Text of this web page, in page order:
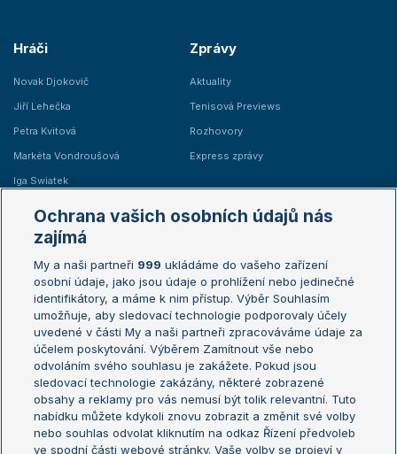
Hráči
Novak Djokovič
Jiří Lehečka
Petra Kvitová
Markéta Vondroušová
Iga Swiatek
Zprávy
Aktuality
Tenisová Previews
Rozhovory
Express zprávy
Žebříčky
Žebříček ATP (muži)
Žebříček WTA (ženy)
Sázkařský žebříček
Australian Open
French Open
Wimbledon
US Open
Turnaj mistrů
Turnaj mistryň
Aktualní trendy
Fotbalové přestupy
Ochrana vašich osobních údajů nás
zajímá
My a naši partneři 999 ukládáme do vašeho zařízení
osobní údaje, jako jsou údaje o prohlížení nebo jedinečné
identifikátory, a máme k nim přístup. Výběr Souhlasím
umožňuje, aby sledovací technologie podporovaly účely
uvedené v části My a naši partneři zpracováváme údaje za
účelem poskytování. Výběrem Zamítnout vše nebo
odvoláním svého souhlasu je zakážete. Pokud jsou
sledovací technologie zakázány, některé zobrazené
obsahy a reklamy pro vás nemusí být tolik relevantní. Tuto
nabídku můžete kdykoli znovu zobrazit a změnit své volby
nebo souhlas odvolat kliknutím na odkaz Řízení předvoleb
ve spodní části webové stránky. Vaše volby se projeví v